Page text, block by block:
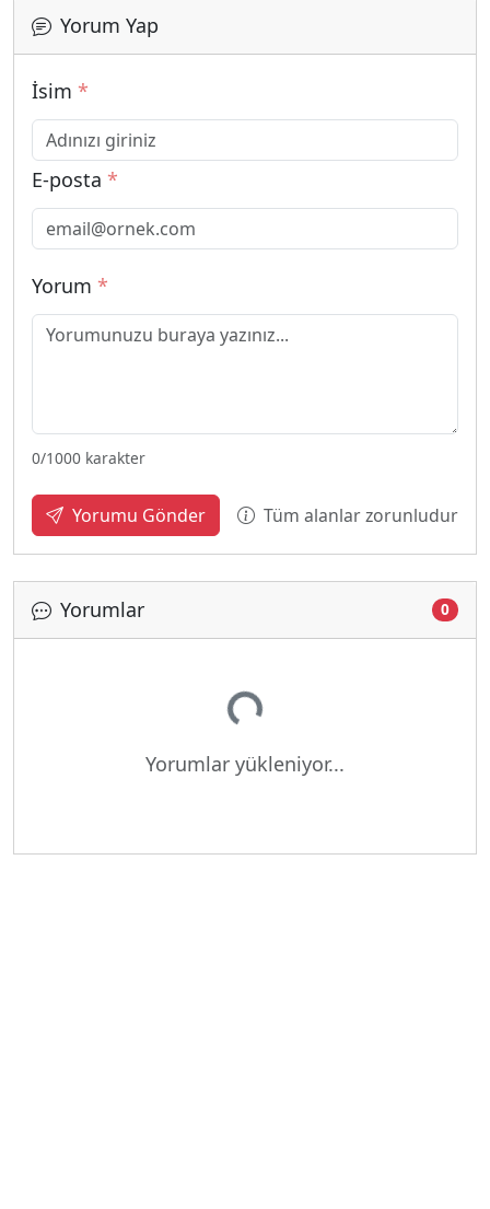
Yorum Yap
İsim *
E-posta *
Yorum *
0/1000 karakter
Yorumu Gönder Tüm alanlar zorunludur
Yorumlar 0
Yükleniyor...
Yorumlar yükleniyor...